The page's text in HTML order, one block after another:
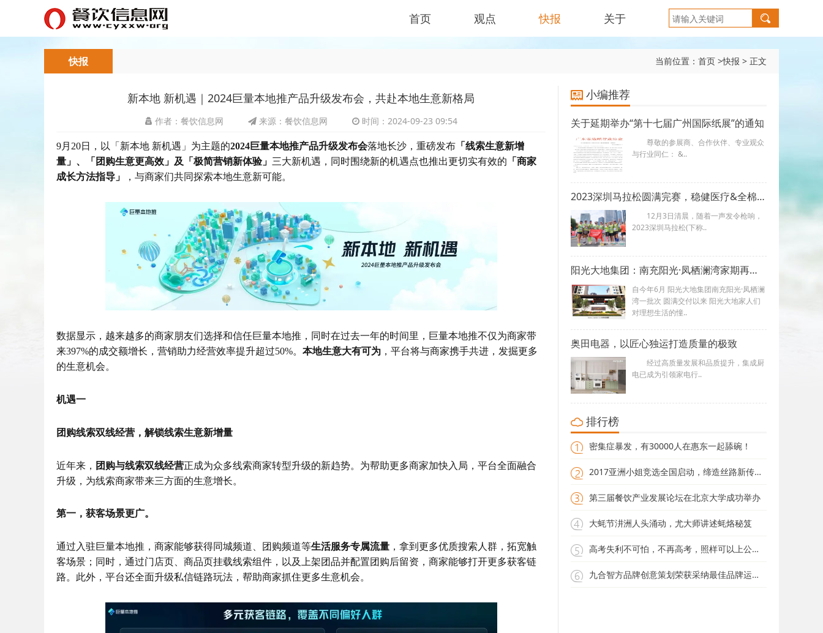
首页 观点 快报 关于
快报 当前位置： 首页 >快报 > 正文
新本地 新机遇｜2024巨量本地推产品升级发布会，共赴本地生意新格局
作者：餐饮信息网 来源：餐饮信息网 时间：2024-09-23 09:54
9月20日，以「新本地 新机遇」为主题的2024巨量本地推产品升级发布会落地长沙，重磅发布 「线索生意新增
量」、「团购生意更高效」及「极简营销新体验」 三大新机遇，同时围绕新的机遇点也推出更切实有效的 「商家
成长方法指导」
，与商家们共同探索本地生意新可能。
数据显示，越来越多的商家朋友们选择和信任巨量本地推，同时在过去一年的时间里，巨量本地推不仅为商家带
来397%的成交额增长，营销助力经营效率提升超过50%。 本地生意大有可为 ，平台将与商家携手共进，发掘更多
的生意机会。
机遇一
团购线索双线经营，解锁线索生意新增量
近年来， 团购与线索双线经营正成为众多线索商家转型升级的新趋势。为帮助更多商家加快入局，平台全面融合
升级，为线索商家带来三方面的生意增长。
第一，获客场景更广。
通过入驻巨量本地推，商家能够获得同城频道、团购频道等生活服务专属流量 ，拿到更多优质搜索人群，拓宽触
客场景；同时，通过门店页、商品页挂载线索组件，以及上架团品并配置团购后留资，商家能够打开更多获客链
路。此外，平台还全面升级私信链路玩法，帮助商家抓住更多生意机会。
小编推荐
关于延期举办“第十七届广州国际纸展”的通知
尊敬的参展商、合作伙伴、专业观众
与行业同仁： &..
2023深圳马拉松圆满完赛，稳健医疗&全棉时代提供物资保障
12月3日清晨，随着一声发令枪响，
2023深圳马拉松(下称..
阳光大地集团：南充阳光·凤栖澜湾家期再逢，美好初见
自今年6月 阳光大地集团南充阳光·凤栖澜
湾一批次 圆满交付以来 阳光大地家人们
对理想生活的憧..
奥田电器，以匠心独运打造质量的极致
经过高质量发展和品质提升，集成厨
电已成为引领家电行..
排行榜
密集症暴发，有30000人在惠东一起舔碗！
2017亚洲小姐竞选全国启动，缔造丝路新传奇！
第三届餐饮产业发展论坛在北京大学成功举办
大蚝节汫洲人头涌动，尤大师讲述蚝烙秘笈
高考失利不可怕，不再高考，照样可以上公办大专院校？
九合智方品牌创意策划荣获采纳最佳品牌运营机构